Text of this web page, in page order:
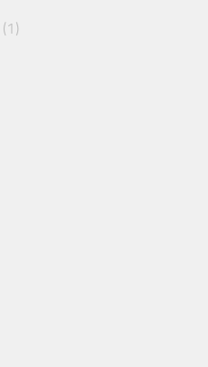
(1)